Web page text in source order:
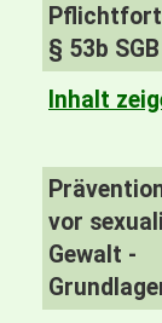
§ 53b SGB
Inhalt
vor
Gewalt -